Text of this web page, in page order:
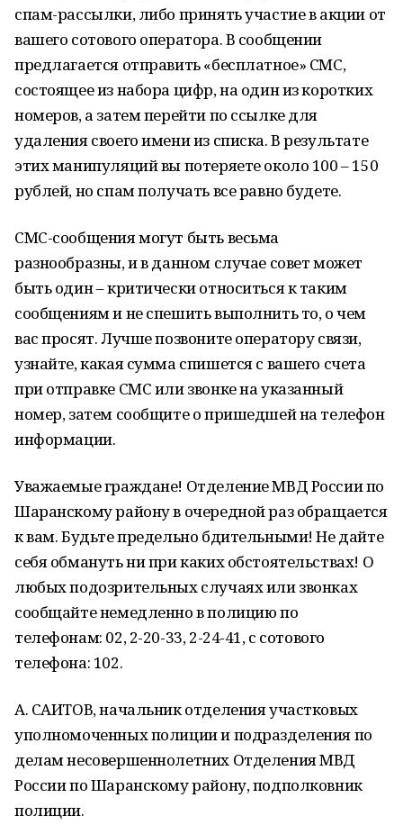
спам-рассылки, либо принять участие в акции от
вашего сотового оператора. В сообщении
предлагается отправить «бесплатное» СМС,
состоящее из набора цифр, на один из коротких
номеров, а затем перейти по ссылке для
удаления своего имени из списка. В результате
этих манипуляций вы потеряете около 100 – 150
рублей, но спам получать все равно будете.
СМС-сообщения могут быть весьма
разнообразны, и в данном случае совет может
быть один – критически относиться к таким
сообщениям и не спешить выполнить то, о чем
вас просят. Лучше позвоните оператору связи,
узнайте, какая сумма спишется с вашего счета
при отправке СМС или звонке на указанный
номер, затем сообщите о пришедшей на телефон
информации.
Уважаемые граждане! Отделение МВД России по
Шаранскому району в очередной раз обращается
к вам. Будьте предельно бдительными! Не дайте
себя обмануть ни при каких обстоятельствах! О
любых подозрительных случаях или звонках
сообщайте немедленно в полицию по
телефонам: 02, 2-20-33, 2-24-41, с сотового
телефона: 102.
А. САИТОВ, начальник отделения участковых
уполномоченных полиции и подразделения по
делам несовершеннолетних Отделения МВД
России по Шаранскому району, подполковник
полиции.